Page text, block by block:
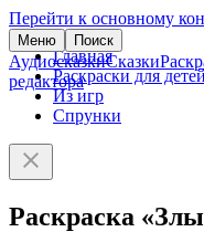
Перейти к основному
Меню Поиск
АудиосказкиСказки
редактора
Главная
Раскраски для
Из игр
Спрунки
Раскраска